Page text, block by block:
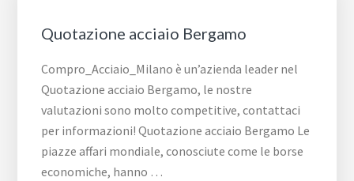
Quotazione acciaio Bergamo
Compro_Acciaio_Milano è un’azienda leader nel
Quotazione acciaio Bergamo, le nostre
valutazioni sono molto competitive, contattaci
per informazioni! Quotazione acciaio Bergamo Le
piazze affari mondiale, conosciute come le borse
economiche, hanno …